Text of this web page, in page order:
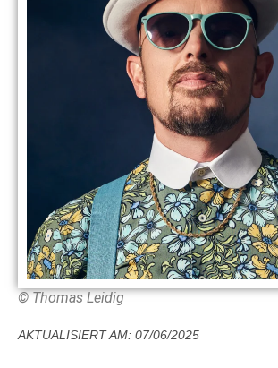
© Thomas Leidig
AKTUALISIERT AM: 07/06/2025